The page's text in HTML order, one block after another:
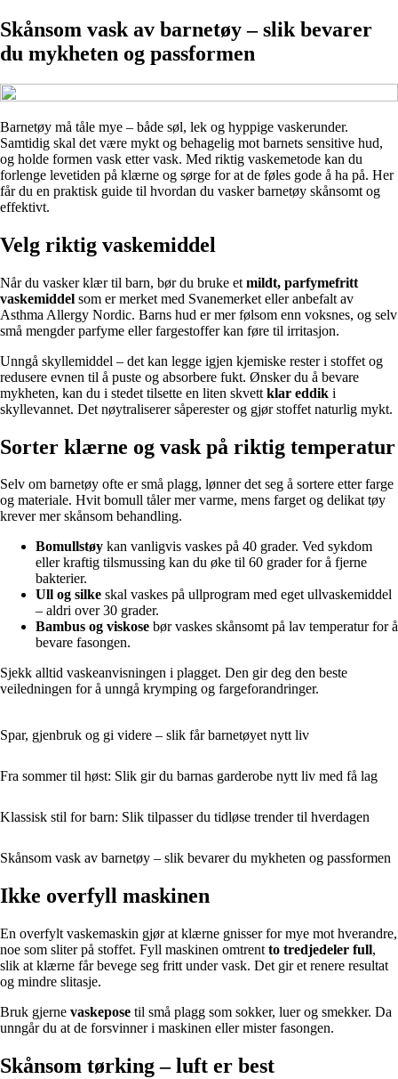
Skånsom vask av barnetøy – slik bevarer
du mykheten og passformen
Barnetøy må tåle mye – både søl, lek og hyppige vaskerunder.
Samtidig skal det være mykt og behagelig mot barnets sensitive hud,
og holde formen vask etter vask. Med riktig vaskemetode kan du
forlenge levetiden på klærne og sørge for at de føles gode å ha på. Her
får du en praktisk guide til hvordan du vasker barnetøy skånsomt og
effektivt.
Velg riktig vaskemiddel
Når du vasker klær til barn, bør du bruke et mildt, parfymefritt
vaskemiddel som er merket med Svanemerket eller anbefalt av
Asthma Allergy Nordic. Barns hud er mer følsom enn voksnes, og selv
små mengder parfyme eller fargestoffer kan føre til irritasjon.
Unngå skyllemiddel – det kan legge igjen kjemiske rester i stoffet og
redusere evnen til å puste og absorbere fukt. Ønsker du å bevare
mykheten, kan du i stedet tilsette en liten skvett klar eddik i
skyllevannet. Det nøytraliserer såperester og gjør stoffet naturlig mykt.
Sorter klærne og vask på riktig temperatur
Selv om barnetøy ofte er små plagg, lønner det seg å sortere etter farge
og materiale. Hvit bomull tåler mer varme, mens farget og delikat tøy
krever mer skånsom behandling.
Bomullstøy kan vanligvis vaskes på 40 grader. Ved sykdom
eller kraftig tilsmussing kan du øke til 60 grader for å fjerne
bakterier.
Ull og silke skal vaskes på ullprogram med eget ullvaskemiddel
– aldri over 30 grader.
Bambus og viskose bør vaskes skånsomt på lav temperatur for å
bevare fasongen.
Sjekk alltid vaskeanvisningen i plagget. Den gir deg den beste
veiledningen for å unngå krymping og fargeforandringer.
Spar, gjenbruk og gi videre – slik får barnetøyet nytt liv
Fra sommer til høst: Slik gir du barnas garderobe nytt liv med få lag
Klassisk stil for barn: Slik tilpasser du tidløse trender til hverdagen
Skånsom vask av barnetøy – slik bevarer du mykheten og passformen
Ikke overfyll maskinen
En overfylt vaskemaskin gjør at klærne gnisser for mye mot hverandre,
noe som sliter på stoffet. Fyll maskinen omtrent to tredjedeler full,
slik at klærne får bevege seg fritt under vask. Det gir et renere resultat
og mindre slitasje.
Bruk gjerne vaskepose til små plagg som sokker, luer og smekker. Da
unngår du at de forsvinner i maskinen eller mister fasongen.
Skånsom tørking – luft er best